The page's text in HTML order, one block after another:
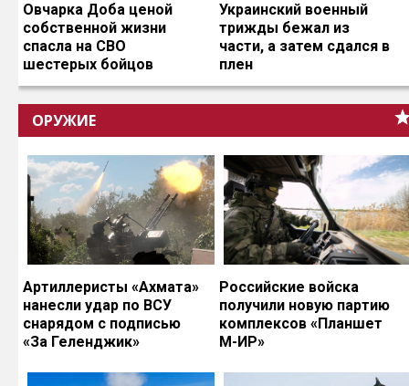
Овчарка Доба ценой
собственной жизни
спасла на СВО
шестерых бойцов
Украинский военный
трижды бежал из
части, а затем сдался в
плен
ОРУЖИЕ
Артиллеристы «Ахмата»
нанесли удар по ВСУ
снарядом с подписью
«За Геленджик»
Российские войска
получили новую партию
комплексов «Планшет
М-ИР»